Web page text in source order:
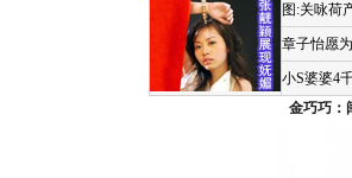
图:关咏荷
章子怡愿
小S婆婆4
金巧巧：